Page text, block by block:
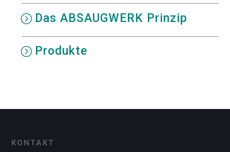
Das ABSAUGWERK Prinzip
Produkte
KONTAKT